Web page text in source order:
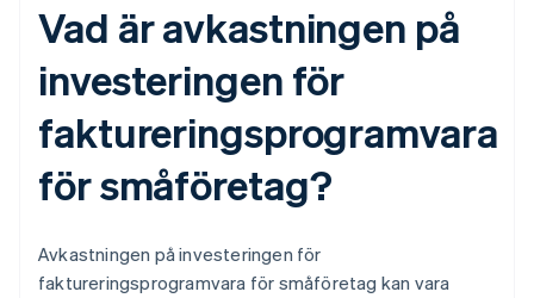
Vad är avkastningen på
investeringen för
faktureringsprogramvara
för småföretag?
Avkastningen på investeringen för
faktureringsprogramvara för småföretag kan vara